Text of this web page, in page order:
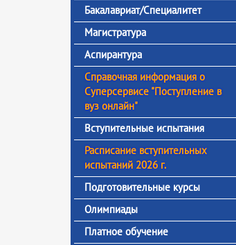
Бакалавриат/Специалитет
Магистратура
Аспирантура
Справочная информация о
Суперсервисе "Поступление в
вуз онлайн"
Вступительные испытания
Расписание вступительных
испытаний 2026 г.
Подготовительные курсы
Олимпиады
Платное обучение